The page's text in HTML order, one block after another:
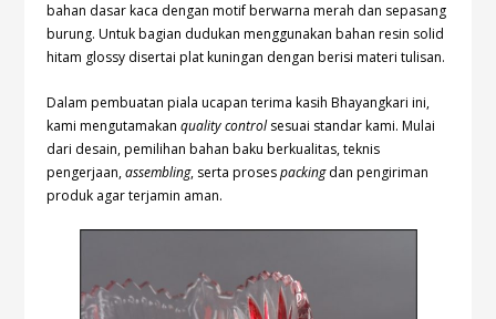
bahan dasar kaca dengan motif berwarna merah dan sepasang
burung. Untuk bagian dudukan menggunakan bahan resin solid
hitam glossy disertai plat kuningan dengan berisi materi tulisan.
Dalam pembuatan piala ucapan terima kasih Bhayangkari ini,
kami mengutamakanquality controlsesuai standar kami. Mulai
dari desain, pemilihan bahan baku berkualitas, teknis
pengerjaan,assembling, serta prosespackingdan pengiriman
produk agar terjamin aman.